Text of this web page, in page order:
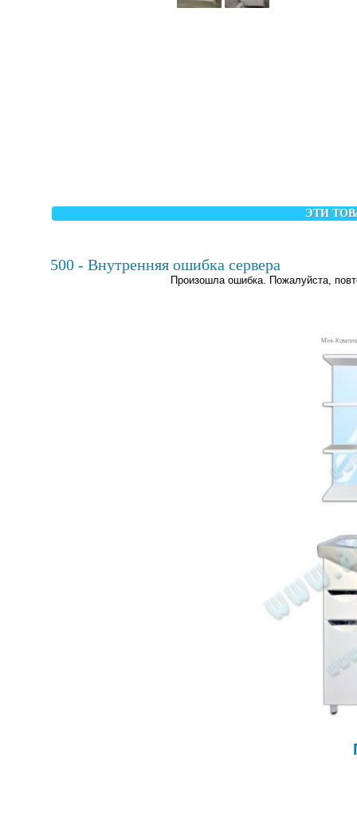
ЭТИ
500 - Внутренняя ошибка сервера
Произошла ошибка. Пожалуйста,
Міні-